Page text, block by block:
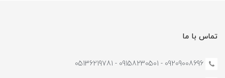
تماس با ما
09209008696 - 09158230501 - 05136219781